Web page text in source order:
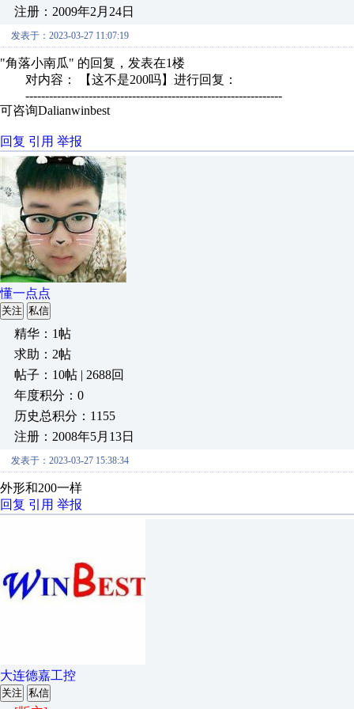
注册：2009年2月24日
发表于：2023-03-27 11:07:19
"角落小南瓜" 的回复，发表在1楼
对内容： 【这不是200吗】进行回复：
-----------------------------------------------------------------
可咨询Dalianwinbest
回复 引用 举报
懂一点点
关注 私信
精华：1帖
求助：2帖
帖子：10帖 | 2688回
年度积分：0
历史总积分：1155
注册：2008年5月13日
发表于：2023-03-27 15:38:34
外形和200一样
回复 引用 举报
大连德嘉工控
关注 私信